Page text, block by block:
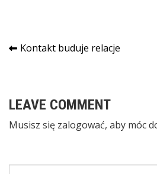
Nawigacja
Kontakt buduje relacje
LEAVE COMMENT
Musisz się zalogować, aby móc